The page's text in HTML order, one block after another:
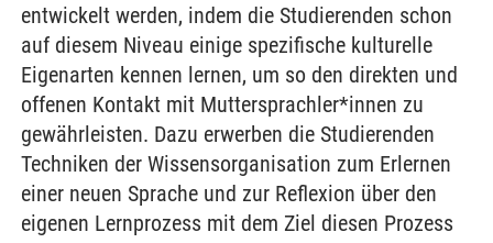
entwickelt werden, indem die Studierenden schon
auf diesem Niveau einige spezifische kulturelle
Eigenarten kennen lernen, um so den direkten und
offenen Kontakt mit Muttersprachler*innen zu
gewährleisten. Dazu erwerben die Studierenden
Techniken der Wissensorganisation zum Erlernen
einer neuen Sprache und zur Reflexion über den
eigenen Lernprozess mit dem Ziel diesen Prozess